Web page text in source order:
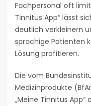
Fachpersonal oft
Tinnitus App“ lässt
deutlich verkleinern
sprachige Patienten
Lösung profitieren.
Die vom
Medizinprodukte
„Meine Tinnitus